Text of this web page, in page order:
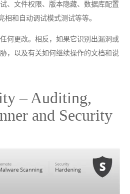
、文件权限、版本隐藏、数据库配置
相和自动调试模式测试等等。
何更改。相反，如果它识别出漏洞或
，以及有关如何继续操作的文档和说
– Auditing,
and Security